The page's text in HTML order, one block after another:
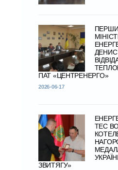
ПАТ «ЦЕНТРЕНЕРГО»
2026-06-17
ТЕС
ЗВИТЯГУ»